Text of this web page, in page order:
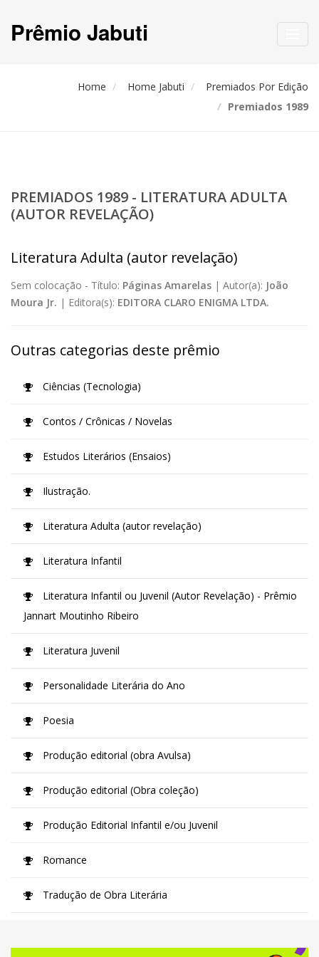
Prêmio Jabuti
Home Home Jabuti
Premiados Por Edição
Premiados 1989
PREMIADOS 1989 - LITERATURA ADULTA
(AUTOR REVELAÇÃO)
Literatura Adulta (autor revelação)
Sem colocação - Título: Páginas Amarelas | Autor(a): João
Moura Jr. | Editora(s): EDITORA CLARO ENIGMA LTDA.
Outras categorias deste prêmio
Ciências (Tecnologia)
Contos / Crônicas / Novelas
Estudos Literários (Ensaios)
Ilustração.
Literatura Adulta (autor revelação)
Literatura Infantil
Literatura Infantil ou Juvenil (Autor Revelação) - Prêmio
Jannart Moutinho Ribeiro
Literatura Juvenil
Personalidade Literária do Ano
Poesia
Produção editorial (obra Avulsa)
Produção editorial (Obra coleção)
Produção Editorial Infantil e/ou Juvenil
Romance
Tradução de Obra Literária